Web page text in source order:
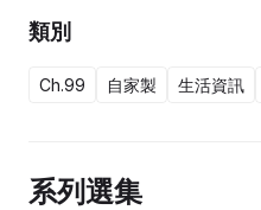
類別
Ch.99 自家製 生活資訊
系列選集